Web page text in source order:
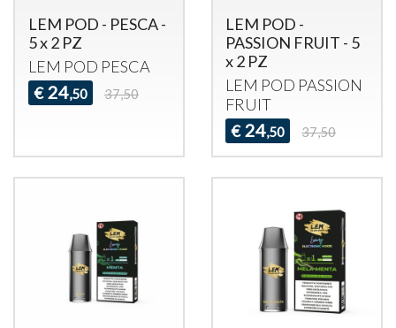
LEM POD - PESCA -
5 x 2 PZ
LEM POD PESCA
€ 24,50 37,50
LEM POD -
PASSION FRUIT - 5
x 2 PZ
LEM POD PASSION
FRUIT
€ 24,50 37,50